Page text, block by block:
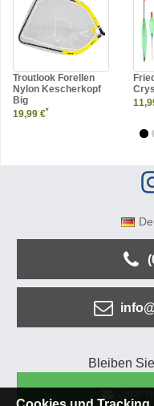
Troutlook Forellen
Nylon Kescherkopf
Big
19,99 €*
Bleiben